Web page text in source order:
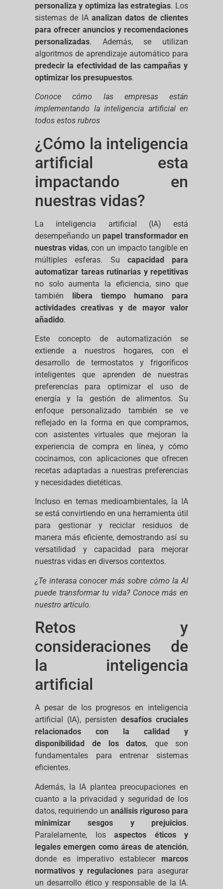
personaliza y optimiza las estrategias. Los
sistemas de IA analizan datos de clientes
para ofrecer anuncios y recomendaciones
personalizadas. Además, se utilizan
algoritmos de aprendizaje automático para
predecir la efectividad de las campañas y
optimizar los presupuestos.
Conoce cómo las empresas están
implementando la inteligencia artificial en
todos estos rubros
¿Cómo la inteligencia
artificial esta
impactando en
nuestras vidas?
La inteligencia artificial (IA) está
desempeñando un papel transformador en
nuestras vidas, con un impacto tangible en
múltiples esferas. Su capacidad para
automatizar tareas rutinarias y repetitivas
no solo aumenta la eficiencia, sino que
también libera tiempo humano para
actividades creativas y de mayor valor
añadido.
Este concepto de automatización se
extiende a nuestros hogares, con el
desarrollo de termostatos y frigoríficos
inteligentes que aprenden de nuestras
preferencias para optimizar el uso de
energía y la gestión de alimentos. Su
enfoque personalizado también se ve
reflejado en la forma en que compramos,
con asistentes virtuales que mejoran la
experiencia de compra en línea, y cómo
cocinamos, con aplicaciones que ofrecen
recetas adaptadas a nuestras preferencias
y necesidades dietéticas.
Incluso en temas medioambientales, la IA
se está convirtiendo en una herramienta útil
para gestionar y reciclar residuos de
manera más eficiente, demostrando así su
versatilidad y capacidad para mejorar
nuestras vidas en diversos contextos.
¿Te interasa conocer más sobre cómo la AI
puede transformar tu vida? Conoce más en
nuestro artículo.
Retos y
consideraciones de
la inteligencia
artificial
A pesar de los progresos en inteligencia
artificial (IA), persisten desafíos cruciales
relacionados con la calidad y
disponibilidad de los datos, que son
fundamentales para entrenar sistemas
eficientes.
Además, la IA plantea preocupaciones en
cuanto a la privacidad y seguridad de los
datos, requiriendo un análisis riguroso para
minimizar sesgos y prejuicios.
Paralelamente, los aspectos éticos y
legales emergen como áreas de atención,
donde es imperativo establecer marcos
normativos y regulaciones para asegurar
un desarrollo ético y responsable de la IA.